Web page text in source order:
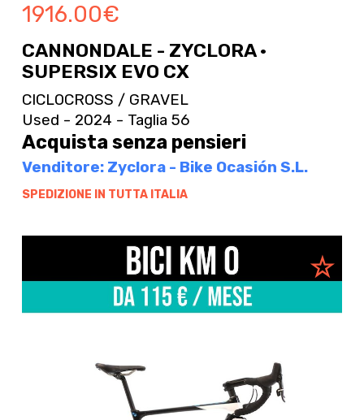
1916.00€
CANNONDALE - ZYCLORA ·
SUPERSIX EVO CX
CICLOCROSS / GRAVEL
Used - 2024 - Taglia 56
Acquista senza pensieri
Venditore: Zyclora - Bike Ocasión S.L.
SPEDIZIONE IN TUTTA ITALIA